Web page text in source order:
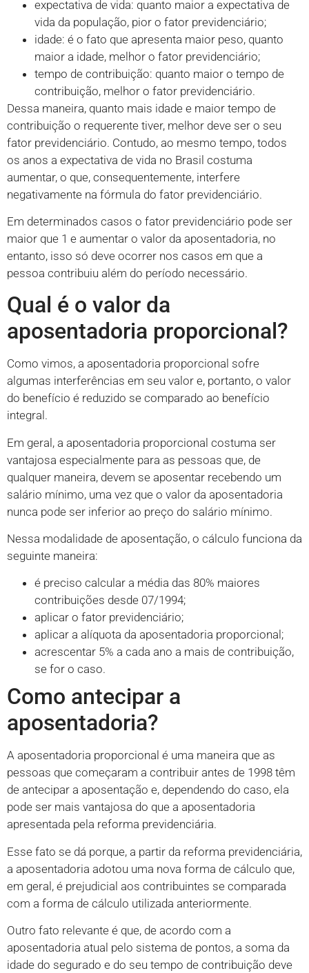
expectativa de vida: quanto maior a expectativa de
vida da população, pior o fator previdenciário;
idade: é o fato que apresenta maior peso, quanto
maior a idade, melhor o fator previdenciário;
tempo de contribuição: quanto maior o tempo de
contribuição, melhor o fator previdenciário.
Dessa maneira, quanto mais idade e maior tempo de
contribuição o requerente tiver, melhor deve ser o seu
fator previdenciário. Contudo, ao mesmo tempo, todos
os anos a expectativa de vida no Brasil costuma
aumentar, o que, consequentemente, interfere
negativamente na fórmula do fator previdenciário.
Em determinados casos o fator previdenciário pode ser
maior que 1 e aumentar o valor da aposentadoria, no
entanto, isso só deve ocorrer nos casos em que a
pessoa contribuiu além do período necessário.
Qual é o valor da
aposentadoria proporcional?
Como vimos, a aposentadoria proporcional sofre
algumas interferências em seu valor e, portanto, o valor
do benefício é reduzido se comparado ao benefício
integral.
Em geral, a aposentadoria proporcional costuma ser
vantajosa especialmente para as pessoas que, de
qualquer maneira, devem se aposentar recebendo um
salário mínimo, uma vez que o valor da aposentadoria
nunca pode ser inferior ao preço do salário mínimo.
Nessa modalidade de aposentação, o cálculo funciona da
seguinte maneira:
é preciso calcular a média das 80% maiores
contribuições desde 07/1994;
aplicar o fator previdenciário;
aplicar a alíquota da aposentadoria proporcional;
acrescentar 5% a cada ano a mais de contribuição,
se for o caso.
Como antecipar a
aposentadoria?
A aposentadoria proporcional é uma maneira que as
pessoas que começaram a contribuir antes de 1998 têm
de antecipar a aposentação e, dependendo do caso, ela
pode ser mais vantajosa do que a aposentadoria
apresentada pela reforma previdenciária.
Esse fato se dá porque, a partir da reforma previdenciária,
a aposentadoria adotou uma nova forma de cálculo que,
em geral, é prejudicial aos contribuintes se comparada
com a forma de cálculo utilizada anteriormente.
Outro fato relevante é que, de acordo com a
aposentadoria atual pelo sistema de pontos, a soma da
idade do segurado e do seu tempo de contribuição deve